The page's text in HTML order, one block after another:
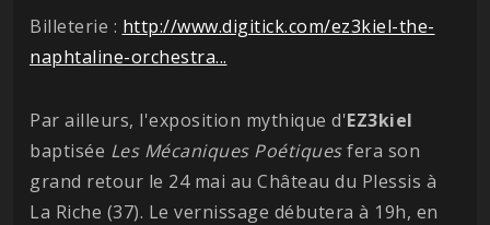
Billeterie : http://www.digitick.com/ez3kiel-the-
naphtaline-orchestra...
Par ailleurs, l'exposition mythique d'EZ3kiel
baptisée Les Mécaniques Poétiquesfera son
grand retour le 24 mai au Château du Plessis à
La Riche (37). Le vernissage débutera à 19h, en